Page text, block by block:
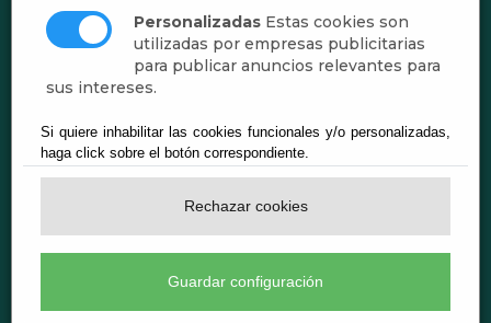
Personalizadas Estas cookies son
utilizadas por empresas publicitarias
para publicar anuncios relevantes para
sus intereses.
Si quiere inhabilitar las cookies funcionales y/o personalizadas,
haga click sobre el botón correspondiente.
Rechazar cookies
Guardar configuración
Ayuntamiento de Dalías